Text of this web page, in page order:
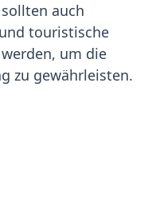
auch
touristische
um die
zu gewährleisten.